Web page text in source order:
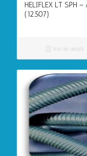
HELIFLEX LT SPH
(12.507)